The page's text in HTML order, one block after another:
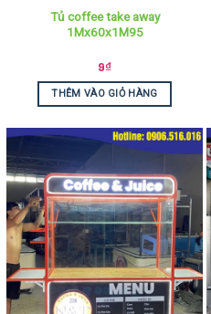
Tủ coffee take away
1Mx60x1M95
9₫
THÊM VÀO GIỎ HÀNG